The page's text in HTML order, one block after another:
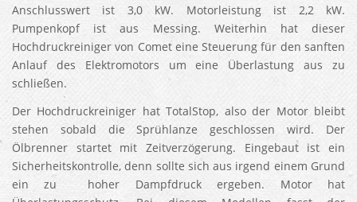
Anschlusswert ist 3,0 kW. Motorleistung ist 2,2 kW.
Pumpenkopf ist aus Messing. Weiterhin hat dieser
Hochdruckreiniger von Comet eine Steuerung für den sanften
Anlauf des Elektromotors um eine Überlastung aus zu
schließen.
Der Hochdruckreiniger hat TotalStop, also der Motor bleibt
stehen sobald die Sprühlanze geschlossen wird. Der
Ölbrenner startet mit Zeitverzögerung. Eingebaut ist ein
Sicherheitskontrolle, denn sollte sich aus irgend einem Grund
ein zu hoher Dampfdruck ergeben. Motor hat